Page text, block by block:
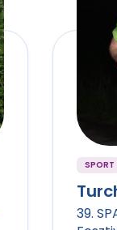
SPORT
39.